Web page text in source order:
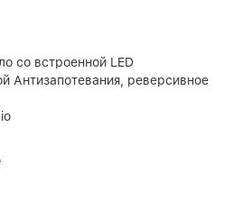
со встроенной LED
Антизапотевания, реверсивное